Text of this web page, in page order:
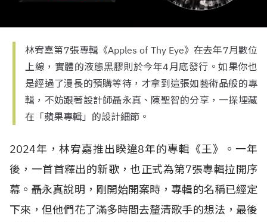
林宥嘉第7張專輯《Apples of Thy Eye》在去年7月數位
上線，實體的液態黑膠則於今年4月底發行。如果你也
是經過了漫長的預購等待，才拿到這張如藝術品般的專
輯，不妨跟著設計師聶永真、陳聖智的分享，一探埋藏
在「蘋果專輯」的設計細節。
2024年，林宥嘉推出睽違8年的專輯《王》。一年
後，一首首釋出的新歌，也正式為第7張專輯拉開序
幕。聶永真說明，剛開始開案時，專輯的名稱已經定
下來，但他們花了滿多時間去釐清歌手的想法，最後